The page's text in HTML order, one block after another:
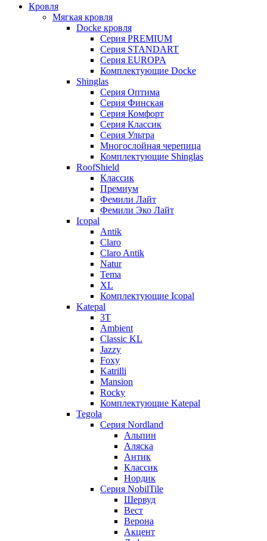
Кровля
Мягкая кровля
Docke кровля
Серия PREMIUM
Серия STANDART
Серия EUROPA
Комплектующие Docke
Shinglas
Серия Оптима
Серия Финская
Серия Комфорт
Серия Классик
Серия Ультра
Многослойная черепица
Комплектующие Shinglas
RoofShield
Классик
Премиум
Фемили Лайт
Фемили Эко Лайт
Icopal
Antik
Claro
Claro Antik
Natur
Tema
XL
Комплектующие Icopal
Katepal
3T
Ambient
Classic KL
Jazzy
Foxy
Katrilli
Mansion
Rocky
Комплектующие Katepal
Tegola
Серия Nordland
Альпин
Аляска
Антик
Классик
Нордик
Серия NobilTile
Шервуд
Вест
Верона
Акцент